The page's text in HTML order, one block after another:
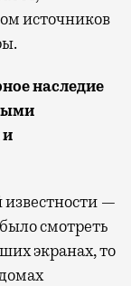
источников
наследие
и
—
смотреть
экранах, то